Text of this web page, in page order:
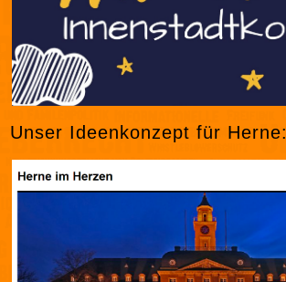
Unser Ideenkonzept für Herne: